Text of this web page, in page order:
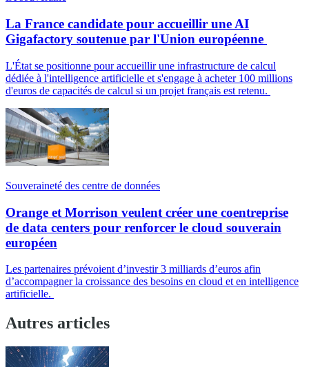
La France candidate pour accueillir une AI
Gigafactory soutenue par l'Union européenne
L'État se positionne pour accueillir une infrastructure de calcul
dédiée à l'intelligence artificielle et s'engage à acheter 100 millions
d'euros de capacités de calcul si un projet français est retenu.
Souveraineté des centre de données
Orange et Morrison veulent créer une coentreprise
de data centers pour renforcer le cloud souverain
européen
Les partenaires prévoient d’investir 3 milliards d’euros afin
d’accompagner la croissance des besoins en cloud et en intelligence
artificielle.
Autres articles